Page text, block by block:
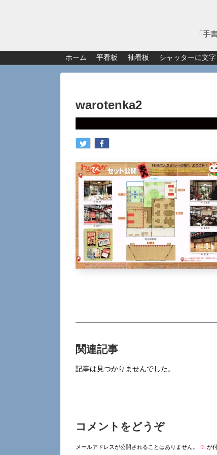
「手
ホーム 平看板 袖看板 シャッターに文字
warotenka2
関連記事
記事は見つかりませんでした。
コメントをどうぞ
メールアドレスが公開されることはありません。 ※ が